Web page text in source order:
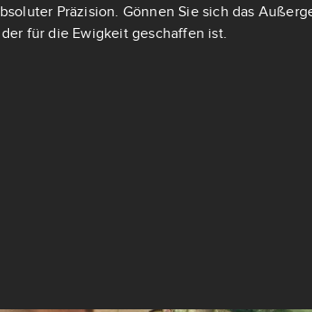
Präzision. Gönnen Sie sich das
für die Ewigkeit geschaffen ist.